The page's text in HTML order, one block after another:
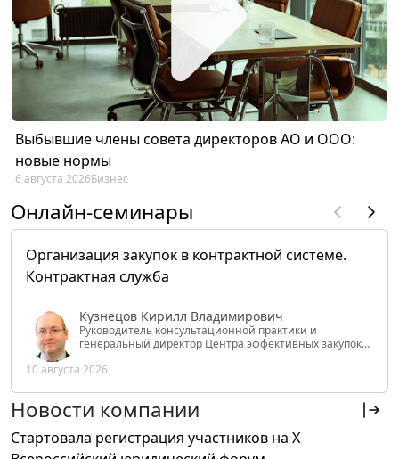
Выбывшие члены совета директоров АО и ООО:
новые нормы
6 августа 2026Бизнес
Онлайн-семинары
Организация закупок в контрактной системе.
Контрактная служба
Кузнецов Кирилл Владимирович
Руководитель консультационной практики и
генеральный директор Центра эффективных закупок
РФ
10 августа 2026
Новости компании
Стартовала регистрация участников на X